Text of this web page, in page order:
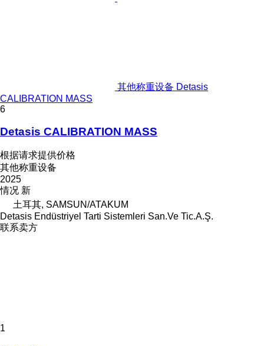
其他称重设备 Detasis
CALIBRATION MASS
6
Detasis CALIBRATION MASS
根据请求提供价格
其他称重设备
2025
情况 新
土耳其, SAMSUN/ATAKUM
Detasis Endüstriyel Tarti Sistemleri San.Ve Tic.A.Ş.
联系卖方
1